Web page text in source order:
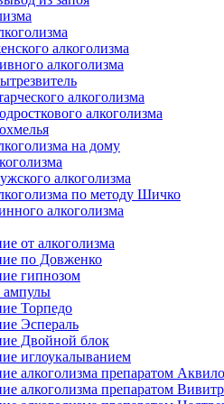
алкоголизма
алкоголизма
алкоголизма
алкоголизма
на дому
алкоголизма
по методу Шичко
алкоголизма
от алкоголизма
по Довженко
гипнозом
Торпедо
Эспераль
Двойной блок
иглоукалыванием
алкоголизма препаратом
алкоголизма препаратом